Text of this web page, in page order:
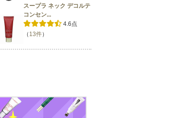
スープラ ネック デコルテ
コンセン...
4.6点
（ 13件）